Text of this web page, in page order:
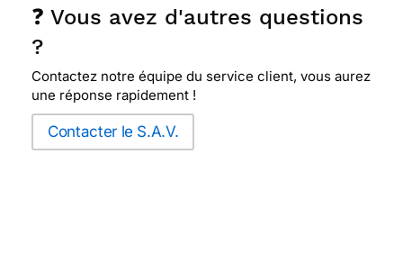
❓ Vous avez d'autres questions
?
Contactez notre équipe du service client, vous aurez
une réponse rapidement !
Contacter le S.A.V.